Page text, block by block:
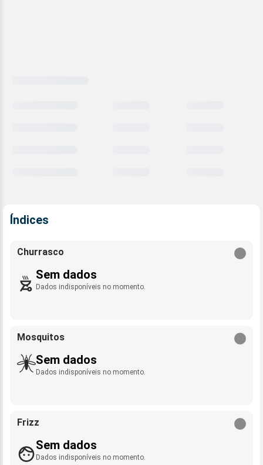
Índices
Churrasco
Sem dados
Dados indisponíveis no momento.
Mosquitos
Sem dados
Dados indisponíveis no momento.
Frizz
Sem dados
Dados indisponíveis no momento.